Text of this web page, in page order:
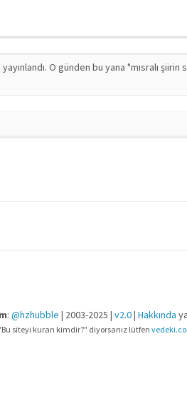
O günden bu yana "mısralı
: @hzhubble | 2003-2025 | v2.0| Hakkında
siteyi kuran kimdir?" diyorsanız lütfen